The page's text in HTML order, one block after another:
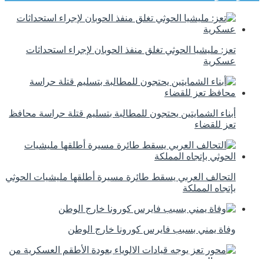
تعز: مليشيا الحوثي تغلق منفذ الحوبان لإجراء استحداثات
عسكرية
أبناء الشمايتين يحتجون للمطالبة بتسليم قتلة حراسة محافظ
تعز للقضاء
التحالف العربي يسقط طائرة مسيرة أطلقها مليشيات الحوثي
بإتجاه المملكة
وفاة يمني بسبب فايرس كورونا خارج الوطن